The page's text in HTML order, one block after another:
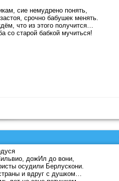
сие немудрено понять,
срочно бабушек менять.
что из этого получится…
со старой бабкой мучиться!
дожИл до вони,
осудили Берлускони.
и вдруг с душком…